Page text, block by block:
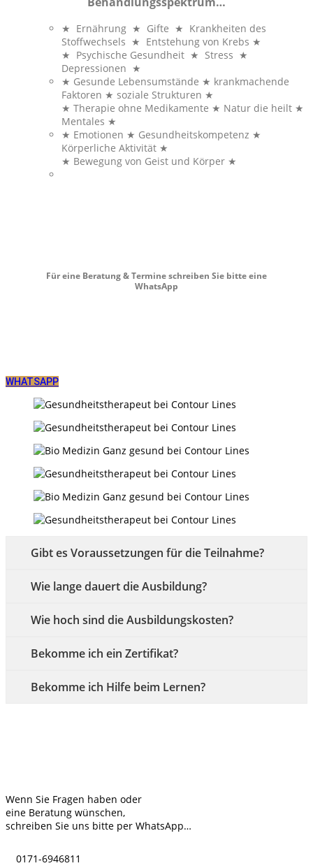
★ Ernährung ★ Gifte ★ Krankheiten des
Stoffwechsels ★ Entstehung von Krebs ★
★ Psychische Gesundheit ★ Stress ★
Depressionen ★
★ Gesunde Lebensumstände ★ krankmachende
Faktoren ★ soziale Strukturen ★
★ Therapie ohne Medikamente ★ Natur die heilt ★
Mentales ★
★ Emotionen ★ Gesundheitskompetenz ★
Körperliche Aktivität ★
★ Bewegung von Geist und Körper ★
Für eine Beratung & Termine schreiben Sie bitte eine
WhatsApp
WHATSAPP
Gibt es Voraussetzungen für die Teilnahme?
Wie lange dauert die Ausbildung?
Wie hoch sind die Ausbildungskosten?
Bekomme ich ein Zertifikat?
Bekomme ich Hilfe beim Lernen?
Wenn Sie Fragen haben oder
eine Beratung wünschen,
schreiben Sie uns bitte per WhatsApp…
0171-6946811